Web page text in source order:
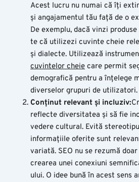
Acest lucru nu numai că îți
și angajamentul tău față de o
De exemplu, dacă vinzi
te că utilizezi cuvinte cheie
și dialecte. Utilizează
cuvintelor cheie care permit
demografică pentru a înțelege
diverselor grupuri de utilizatori.
Conținut relevant și incluziv:
reflecte diversitatea și să fie
vedere cultural. Evită
informațiile oferite sunt
variată. SEO nu se rezumă
crearea unei conexiuni
ului. O idee bună în acest sens